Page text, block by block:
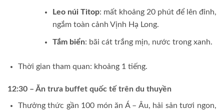
Leo núi Titop: mất khoảng 20 phút để lên đỉnh,
ngắm toàn cảnh Vịnh Hạ Long.
Tắm biển: bãi cát trắng mịn, nước trong xanh.
Thời gian tham quan: khoảng 1 tiếng.
12:30 – Ăn trưa buffet quốc tế trên du thuyền
Thưởng thức gần 100 món ăn Á – Âu, hải sản tươi ngon,